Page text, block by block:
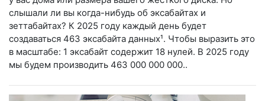
слышали ли вы когда-нибудь об эксабайтах и ​​
зеттабайтах? К 2025 году каждый день будет
создаваться 463 эксабайта данных¹. Чтобы выразить это
в масштабе: 1 эксабайт содержит 18 нулей. В 2025 году
мы будем производить 463 000 000 000..